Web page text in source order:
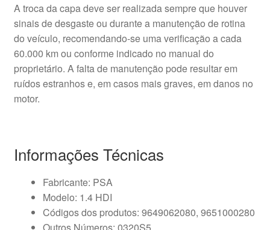
A troca da capa deve ser realizada sempre que houver
sinais de desgaste ou durante a manutenção de rotina
do veículo, recomendando-se uma verificação a cada
60.000 km ou conforme indicado no manual do
proprietário. A falta de manutenção pode resultar em
ruídos estranhos e, em casos mais graves, em danos no
motor.
Informações Técnicas
Fabricante: PSA
Modelo: 1.4 HDI
Códigos dos produtos: 9649062080, 9651000280